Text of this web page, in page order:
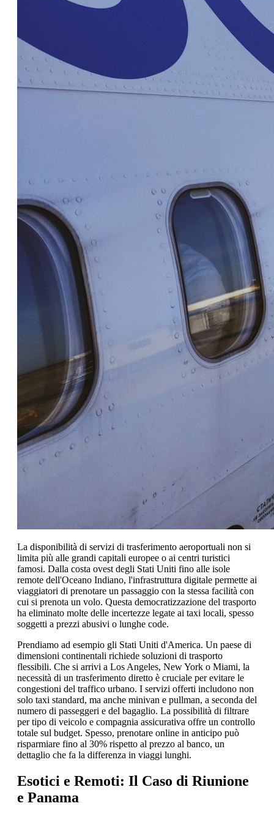
La disponibilità di servizi di trasferimento aeroportuali non si
limita più alle grandi capitali europee o ai centri turistici
famosi. Dalla costa ovest degli Stati Uniti fino alle isole
remote dell'Oceano Indiano, l'infrastruttura digitale permette ai
viaggiatori di prenotare un passaggio con la stessa facilità con
cui si prenota un volo. Questa democratizzazione del trasporto
ha eliminato molte delle incertezze legate ai taxi locali, spesso
soggetti a prezzi abusivi o lunghe code.
Prendiamo ad esempio gli Stati Uniti d'America. Un paese di
dimensioni continentali richiede soluzioni di trasporto
flessibili. Che si arrivi a Los Angeles, New York o Miami, la
necessità di un trasferimento diretto è cruciale per evitare le
congestioni del traffico urbano. I servizi offerti includono non
solo taxi standard, ma anche minivan e pullman, a seconda del
numero di passeggeri e del bagaglio. La possibilità di filtrare
per tipo di veicolo e compagnia assicurativa offre un controllo
totale sul budget. Spesso, prenotare online in anticipo può
risparmiare fino al 30% rispetto al prezzo al banco, un
dettaglio che fa la differenza in viaggi lunghi.
Esotici e Remoti: Il Caso di Riunione
e Panama